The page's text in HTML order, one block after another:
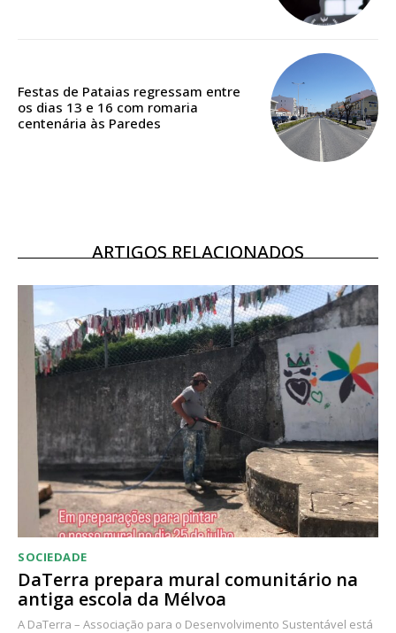
Festas de Pataias regressam entre
os dias 13 e 16 com romaria
centenária às Paredes
ARTIGOS RELACIONADOS
SOCIEDADE
DaTerra prepara mural comunitário na
antiga escola da Mélvoa
A DaTerra – Associação para o Desenvolvimento Sustentável está